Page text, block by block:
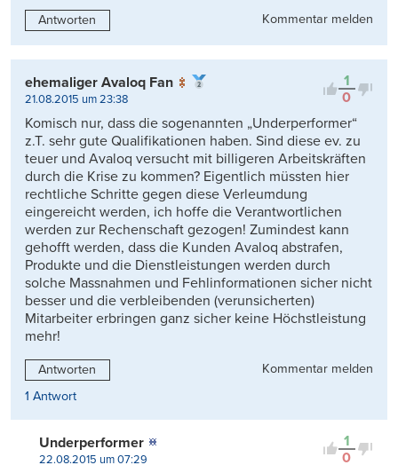
Antworten Kommentar melden
1
0
ehemaliger Avaloq Fan
21.08.2015 um 23:38
Komisch nur, dass die sogenannten „Underperformer“
z.T. sehr gute Qualifikationen haben. Sind diese ev. zu
teuer und Avaloq versucht mit billigeren Arbeitskräften
durch die Krise zu kommen? Eigentlich müssten hier
rechtliche Schritte gegen diese Verleumdung
eingereicht werden, ich hoffe die Verantwortlichen
werden zur Rechenschaft gezogen! Zumindest kann
gehofft werden, dass die Kunden Avaloq abstrafen,
Produkte und die Dienstleistungen werden durch
solche Massnahmen und Fehlinformationen sicher nicht
besser und die verbleibenden (verunsicherten)
Mitarbeiter erbringen ganz sicher keine Höchstleistung
mehr!
Antworten
Kommentar melden
1 Antwort
1
0
Underperformer
22.08.2015 um 07:29